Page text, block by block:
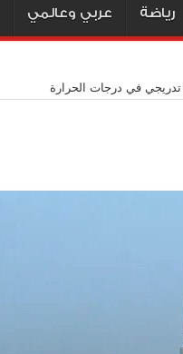
رياضة عربي وعالمي
تدريجي في درجات الحرارة